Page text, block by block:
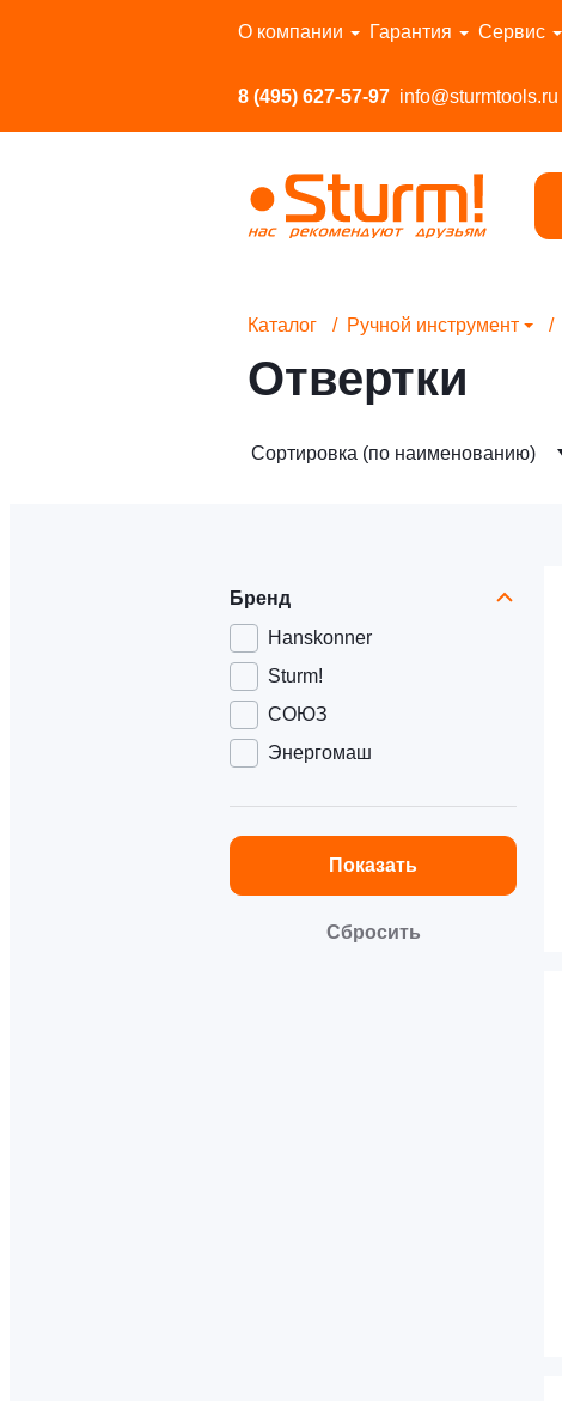
О компании Гарантия Сервис
8 (495) 627-57-97 info@sturmtools.ru
Перейти в каталог
Каталог Ручной инструмент
Отвертки
Сортировка (по наименованию)
Бренд
Hanskonner
Sturm!
СОЮЗ
Энергомаш
Показать
Сбросить